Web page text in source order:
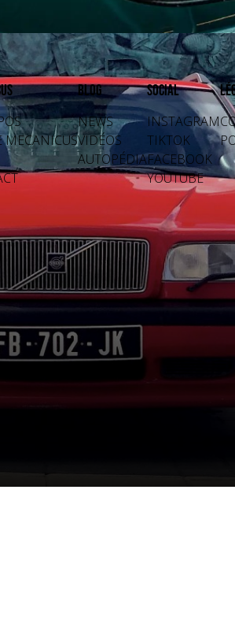
MECANICUS
Blog
NEWS
VIDÉOS
AUTOPÉDIA
Social
INSTAGRAM
TIKTOK
FACEBOOK
YOUTUBE